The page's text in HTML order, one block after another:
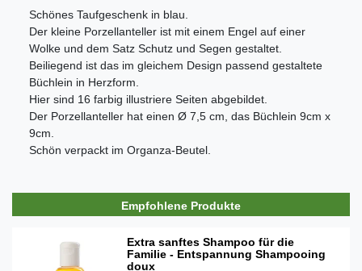
Schönes Taufgeschenk in blau.
Der kleine Porzellanteller ist mit einem Engel auf einer
Wolke und dem Satz Schutz und Segen gestaltet.
Beiliegend ist das im gleichem Design passend gestaltete
Büchlein in Herzform.
Hier sind 16 farbig illustriere Seiten abgebildet.
Der Porzellanteller hat einen Ø 7,5 cm, das Büchlein 9cm x
9cm.
Schön verpackt im Organza-Beutel.
Empfohlene Produkte
Extra sanftes Shampoo für die
Familie - Entspannung Shampooing
doux